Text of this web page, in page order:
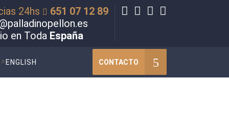
24hs
651 07 12 89
en Toda España
ENGLISH CONTACTO